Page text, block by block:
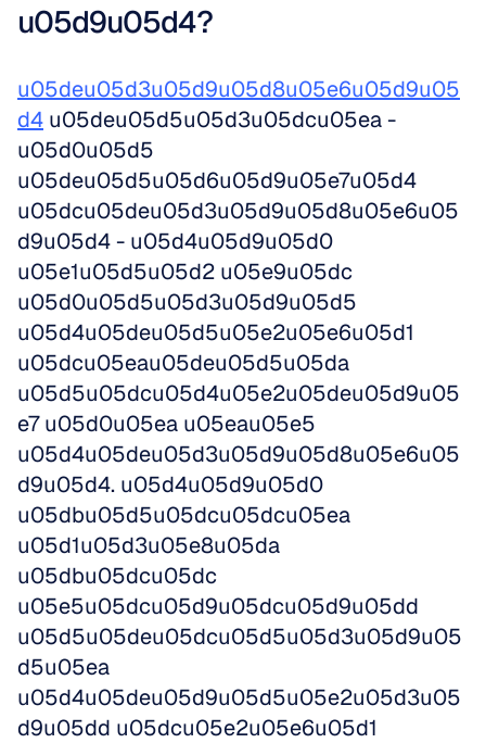
u05d9u05d4?
u05deu05d3u05d9u05d8u05e6u05d9u05
d4 u05deu05d5u05d3u05dcu05ea -
u05d0u05d5
u05deu05d5u05d6u05d9u05e7u05d4
u05dcu05deu05d3u05d9u05d8u05e6u05
d9u05d4 - u05d4u05d9u05d0
u05e1u05d5u05d2 u05e9u05dc
u05d0u05d5u05d3u05d9u05d5
u05d4u05deu05d5u05e2u05e6u05d1
u05dcu05eau05deu05d5u05da
u05d5u05dcu05d4u05e2u05deu05d9u05
e7 u05d0u05ea u05eau05e5
u05d4u05deu05d3u05d9u05d8u05e6u05
d9u05d4. u05d4u05d9u05d0
u05dbu05d5u05dcu05dcu05ea
u05d1u05d3u05e8u05da
u05dbu05dcu05dc
u05e5u05dcu05d9u05dcu05d9u05dd
u05d5u05deu05dcu05d5u05d3u05d9u05
d5u05ea
u05d4u05deu05d9u05d5u05e2u05d3u05
d9u05dd u05dcu05e2u05e6u05d1